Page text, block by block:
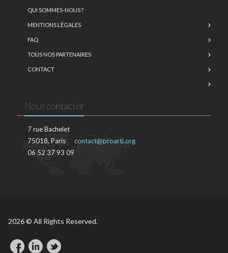
QUI SOMMES-NOUS ?
MENTIONS LÉGALES
FAQ
TOUS NOS PARTENAIRES
CONTACT
Nous contacter
7 rue Bachelet
75018, Paris
06 52 37 93 09
contact@proarti.org
2026 © All Rights Reserved.